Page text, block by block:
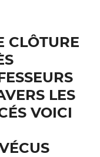
CLÔTURE
LES
VOICI